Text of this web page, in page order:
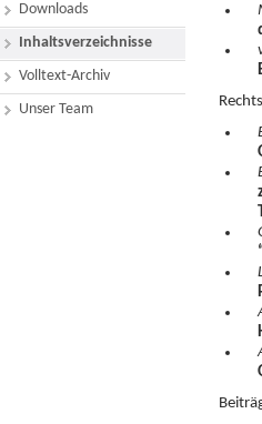
Downloads
Inhaltsverzeichnisse
Volltext-Archiv
Unser Team